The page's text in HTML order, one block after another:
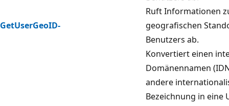
GetUserGeoID-
Ruft Informationen
geografischen
Benutzers ab.
Konvertiert einen
Domänennamen
andere
Bezeichnung in eine